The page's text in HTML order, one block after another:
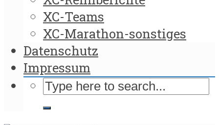
XC-Teams
XC-Marathon-sonstiges
Datenschutz
Impressum